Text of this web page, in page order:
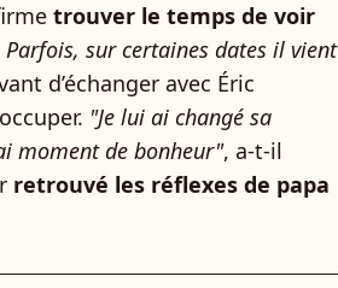
trouver le temps de voir
sur certaines dates il vient
d’échanger avec Éric
"Je lui ai changé sa
moment de bonheur", a-t-il
retrouvé les réflexes de papa